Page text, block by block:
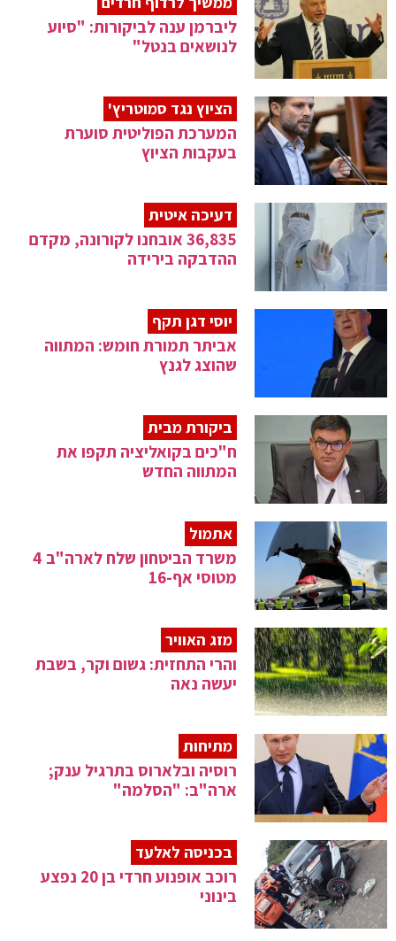
ליברמן ענה לביקורות: "סיוע
לנושאים בנטל"
הציוץ נגד סמוטריץ'
המערכת הפוליטית סוערת
בעקבות הציוץ
דעיכה איטית
36,835 אובחנו לקורונה, מקדם
ההדבקה בירידה
יוסי דגן תקף
אביתר תמורת חומש: המתווה
שהוצג לגנץ
ביקורת מבית
ח"כים בקואליציה תקפו את
המתווה החדש
אתמול
משרד הביטחון שלח לארה"ב 4
מטוסי אף-16
מזג האוויר
והרי התחזית: גשום וקר, בשבת
יעשה נאה
מתיחות
רוסיה ובלארוס בתרגיל ענק;
ארה"ב: "הסלמה"
בכניסה לאלעד
רוכב אופנוע חרדי בן 20 נפצע
בינוני